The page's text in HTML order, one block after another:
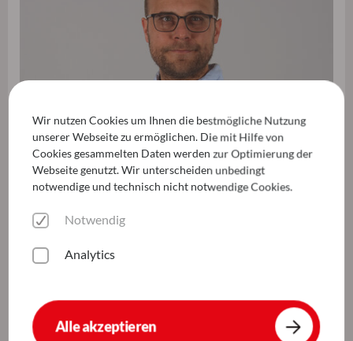
Dein Ansprechpartner
Wir nutzen Cookies um Ihnen die bestmögliche Nutzung
unserer Webseite zu ermöglichen. Die mit Hilfe von
Cookies gesammelten Daten werden zur Optimierung der
Webseite genutzt. Wir unterscheiden unbedingt
notwendige und technisch nicht notwendige Cookies.
Notwendig
Analytics
Alle akzeptieren